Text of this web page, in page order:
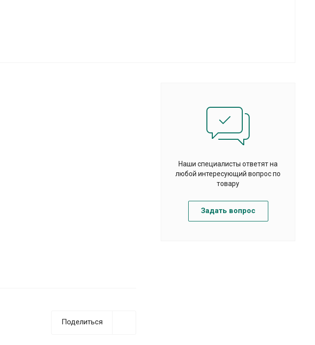
Наши специалисты ответят на
любой интересующий вопрос по
товару
Задать вопрос
Поделиться